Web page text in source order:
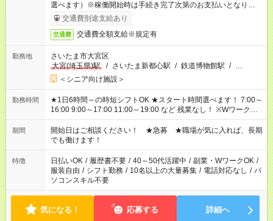
選べます）※稼働開始時は手続き完了次第のお支払いとなりま
す。交通費別途支給あり
交通費 交通費全額支給※規定有
勤務地
さいたま市大宮区
大宮(埼玉県)駅
/ さいたま新都心駅 / 鉄道博物館駅 / …
＜シニア向け施設＞
勤務時間
★1日6時間～の時短シフトOK ★スタート時間選べます！ 7:00～
16:00 9:00～17:00 11:00～19:00 など 残業なし！ ※Wワークの
場合、他のお仕事と合わせ週40時間超の就業はご案内できませ
ん ※法令に基づき、週20時間以上勤務は社会保険への加入対象
となります ※労働者派遣法（日雇い派遣の原則禁止）により、
短時間・短期間の就業はご案内が難しい場合があります
期間
開始日はご相談ください！ ★急募 ★職場が気に入れば、長期
でも働けます！
特徴 日払いOK / 履歴書不要 / 40～50代活躍中 / 副業・WワークOK /
服装自由 / シフト勤務 / 10名以上の大量募集 / 電話対応なし / パ
ソコンスキル不要
気になる！ 応募する 詳細へ